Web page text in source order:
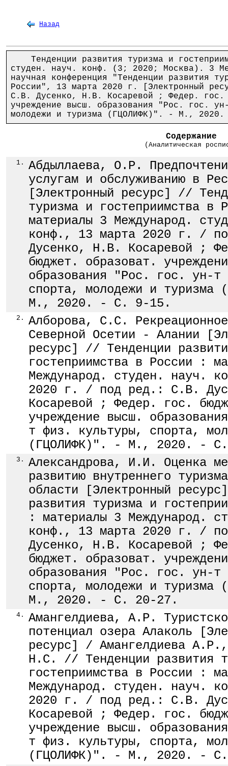
Назад
Тенденции развития туризма и
студен. науч. конф. (3; 2020; Москва). 3
научная конференция "Тенденции развития
России", 13 марта 2020 г. [Электронный
С.В. Дусенко, Н.В. Косаревой ; Федер. гос.
учреждение высш. образования "Рос. гос.
молодежи и туризма (ГЦОЛИФК)". - М., 2020.
Содержание
(Аналитическая
1.
Абдыллаева, О.Р.
услугам и обслуживанию в
[Электронный ресурс] //
туризма и гостеприимства в
материалы 3 Международ.
конф., 13 марта 2020 г. /
Дусенко, Н.В. Косаревой ;
бюджет. образоват.
образования "Рос. гос. ун-т
спорта, молодежи и
М., 2020. - С. 9-15.
2.
Алборова, С.С.
Северной Осетии - Алании
ресурс] // Тенденции
гостеприимства в России :
Международ. студен. науч.
2020 г. / под ред.: С.В.
Косаревой ; Федер. гос.
учреждение высш.
т физ. культуры, спорта,
(ГЦОЛИФК)". - М., 2020. -
3.
Александрова, И.И. Оценка
развитию внутреннего
области [Электронный
развития туризма и
: материалы 3 Международ.
конф., 13 марта 2020 г. /
Дусенко, Н.В. Косаревой ;
бюджет. образоват.
образования "Рос. гос. ун-т
спорта, молодежи и
М., 2020. - С. 20-27.
4.
Амангелдиева, А.Р.
потенциал озера Алаколь
ресурс] / Амангелдиева А.Р.,
Н.С. // Тенденции развития
гостеприимства в России :
Международ. студен. науч.
2020 г. / под ред.: С.В.
Косаревой ; Федер. гос.
учреждение высш.
т физ. культуры, спорта,
(ГЦОЛИФК)". - М., 2020. -